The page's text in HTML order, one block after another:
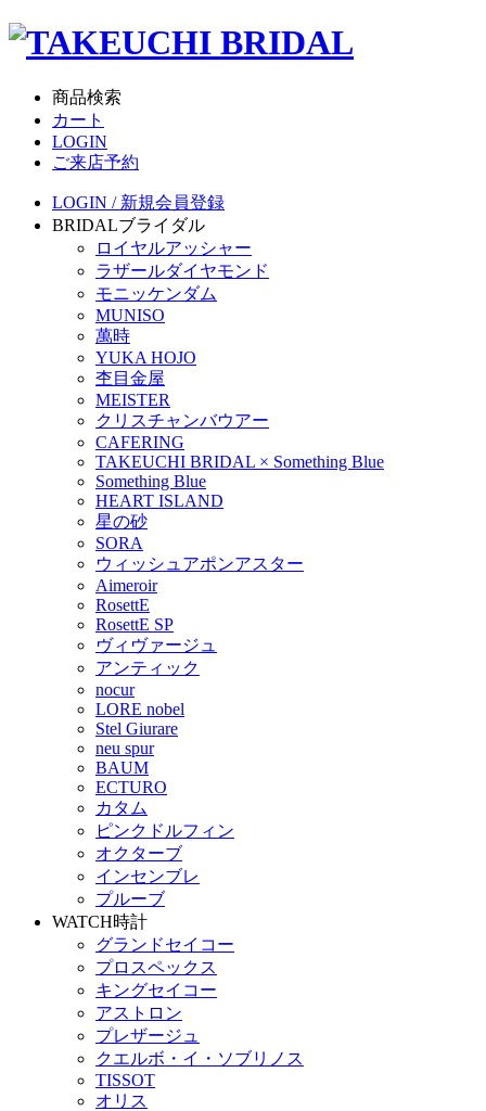
商品検索
カート
LOGIN
ご来店予約
LOGIN / 新規会員登録
BRIDALブライダル
ロイヤルアッシャー
ラザールダイヤモンド
モニッケンダム
MUNISO
萬時
YUKA HOJO
杢目金屋
MEISTER
クリスチャンバウアー
CAFERING
TAKEUCHI BRIDAL × Something Blue
Something Blue
HEART ISLAND
星の砂
SORA
ウィッシュアポンアスター
Aimeroir
RosettE
RosettE SP
ヴィヴァージュ
アンティック
nocur
LORE nobel
Stel Giurare
neu spur
BAUM
ECTURO
カタム
ピンクドルフィン
オクターブ
インセンブレ
プルーブ
WATCH時計
グランドセイコー
プロスペックス
キングセイコー
アストロン
プレザージュ
クエルボ・イ・ソブリノス
TISSOT
オリス